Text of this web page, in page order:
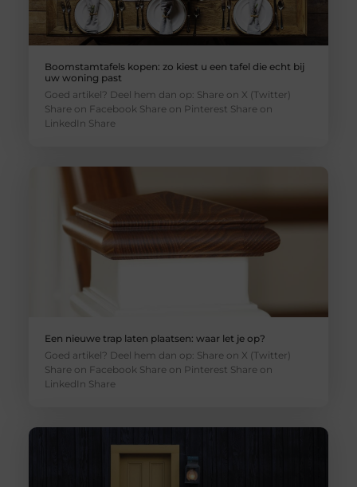
Boomstamtafels kopen: zo kiest u een tafel die echt bij
uw woning past
Goed artikel? Deel hem dan op: Share on X (Twitter)
Share on Facebook Share on Pinterest Share on
LinkedIn Share
Een nieuwe trap laten plaatsen: waar let je op?
Goed artikel? Deel hem dan op: Share on X (Twitter)
Share on Facebook Share on Pinterest Share on
LinkedIn Share